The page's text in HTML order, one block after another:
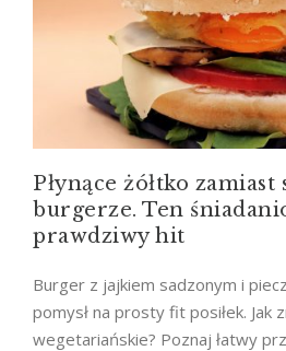
Płynące żółtko zamiast
burgerze. Ten
prawdziwy hit
Burger z jajkiem sadzonym i
pomysł na prosty fit posiłek. Jak
wegetariańskie? Poznaj łatwy